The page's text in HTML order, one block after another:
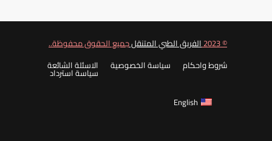
© 2023 الفريق الطبي المتنقلجميع الحقوق محفوظة..
شروط واحكام
سياسة الخصوصية الاسئلة الشائعة
سياسة استرداد
English